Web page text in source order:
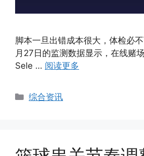
脚本一旦出错成本很大，体检必
月27日的监测数据显示，在线赌
Sele … 阅读更多
Categories
综合资讯